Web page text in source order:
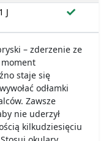
J
– zderzenie ze
staje się
odłamki
Zawsze
nie uderzył
kilkudziesięciu